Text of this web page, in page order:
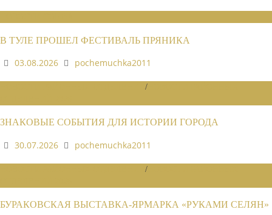
В ТУЛЕ ПРОШЕЛ ФЕСТИВАЛЬ ПРЯНИКА
03.08.2026
pochemuchka2011
/
ЗНАКОВЫЕ СОБЫТИЯ ДЛЯ ИСТОРИИ ГОРОДА
30.07.2026
pochemuchka2011
/
БУРАКОВСКАЯ ВЫСТАВКА-ЯРМАРКА «РУКАМИ СЕЛЯН»